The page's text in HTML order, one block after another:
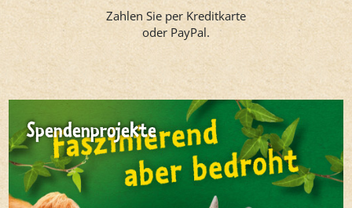
Zahlen Sie per Kreditkarte
oder PayPal.
Spendenprojekte